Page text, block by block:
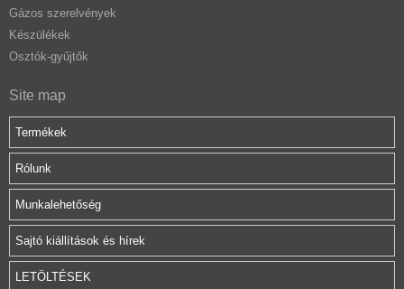
Gázos szerelvények
Készülékek
Osztók-gyűjtők
Site map
Termékek
Rólunk
Munkalehetőség
Sajtó kiállítások és hírek
LETÖLTÉSEK